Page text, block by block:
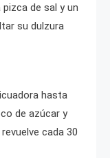
de sal y un
su dulzura
hasta
de azúcar y
cada 30